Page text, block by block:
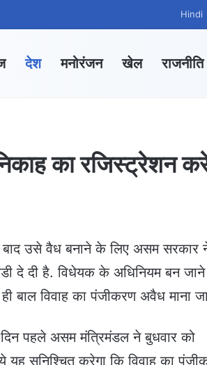
Hindi
देश मनोरंजन खेल राजनीति
का रजिस्ट्रेशन
बाद उसे वैध बनाने के लिए असम सरकार
दे दी है. विधेयक के अधिनियम बन
बाल विवाह का पंजीकरण अवैध माना
पहले असम मंत्रिमंडल ने बुधवार को
सुनिश्चित करेगा कि विवाह का